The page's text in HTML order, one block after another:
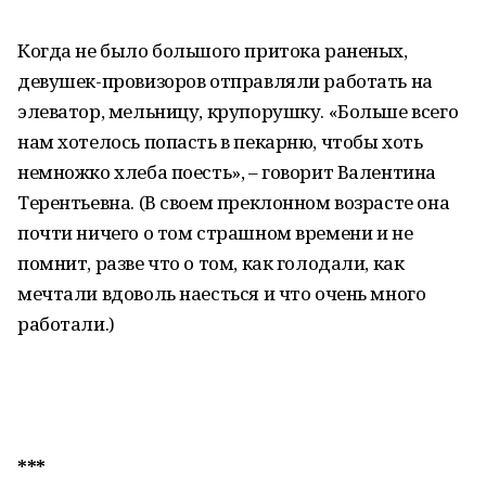
Когда не было большого притока раненых,
девушек-провизоров отправляли работать на
элеватор, мельницу, крупорушку. «Больше всего
нам хотелось попасть в пекарню, чтобы хоть
немножко хлеба поесть», – говорит Валентина
Терентьевна. (В своем преклонном возрасте она
почти ничего о том страшном времени и не
помнит, разве что о том, как голодали, как
мечтали вдоволь наесться и что очень много
работали.)
***